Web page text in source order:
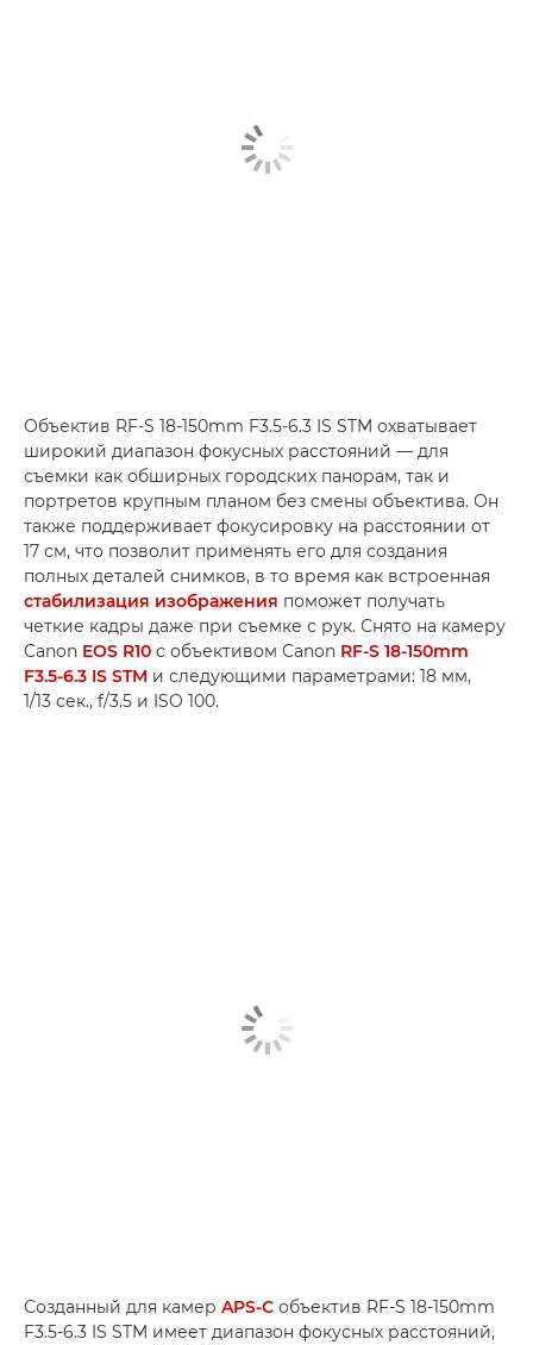
Объектив RF-S 18-150mm F3.5-6.3 IS STM охватывает
широкий диапазон фокусных расстояний — для
съемки как обширных городских панорам, так и
портретов крупным планом без смены объектива. Он
также поддерживает фокусировку на расстоянии от
17 см, что позволит применять его для создания
полных деталей снимков, в то время как встроенная
стабилизация изображения поможет получать
четкие кадры даже при съемке с рук. Снято на камеру
Canon EOS R10 с объективом Canon RF-S 18-150mm
F3.5-6.3 IS STM и следующими параметрами: 18 мм,
1/13 сек., f/3.5 и ISO 100.
Созданный для камер APS-C объектив RF-S 18-150mm
F3.5-6.3 IS STM имеет диапазон фокусных расстояний,